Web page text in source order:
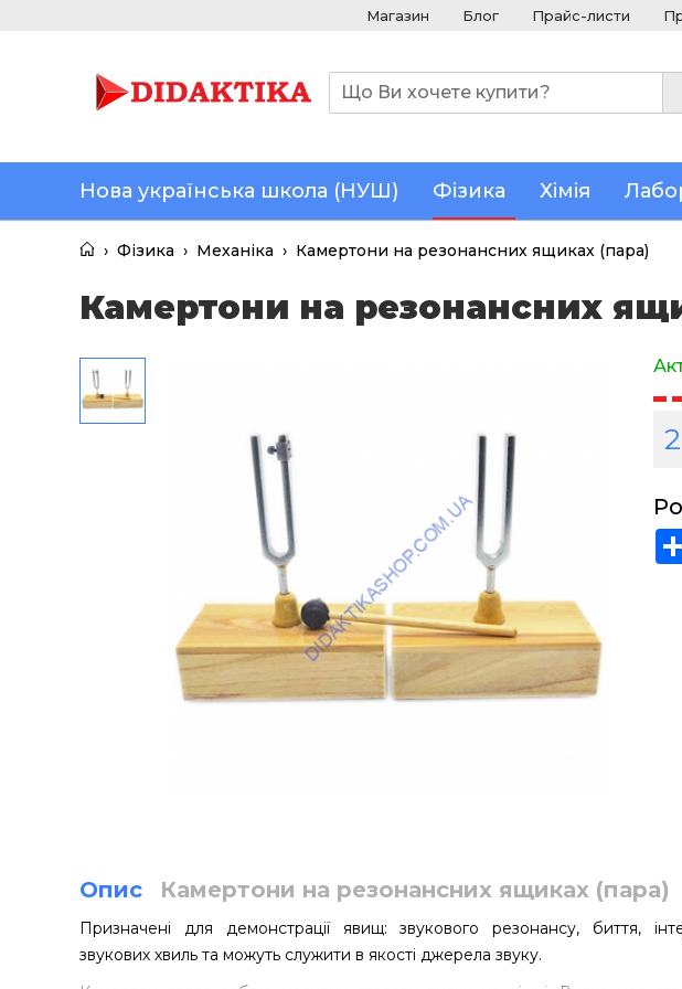
Магазин Блог Прайс-листи
Нова українська школа (НУШ) Фізика Хімія
› Фізика › Механіка › Камертони на резонансних ящиках (пара)
Камертони на резонансних
Опис Камертони на резонансних ящиках (пара)
Призначені для демонстрації явищ: звукового резонансу, биття,
звукових хвиль та можуть служити в якості джерела звуку.